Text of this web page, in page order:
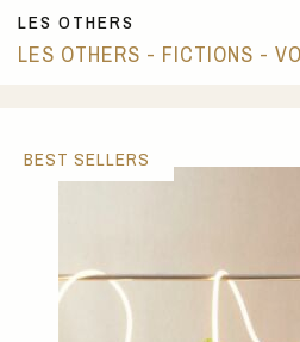
LES OTHERS
LES OTHERS - FICTIONS -
BEST SELLERS